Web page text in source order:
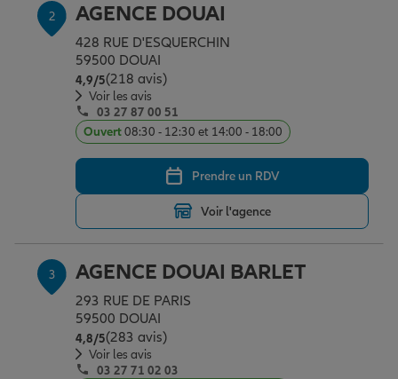
Placements financiers
Investissements immobiliers
Déménager
Changer de voiture
Outre-mer
Assurance auto
Garantie des accidents de la vie
Assurance scolaire
Professionnels
2 AGENCE DOUAI
428 RUE D'ESQUERCHIN
59500 DOUAI
4,9/5Note de 4.9 sur 5
(218 avis)
Voir les avis
03 27 87 00 51
Ouvert08:30 - 12:30 et 14:00 - 18:00
Prendre un RDV
Voir l'agence
3 AGENCE DOUAI BARLET
293 RUE DE PARIS
59500 DOUAI
4,8/5Note de 4.8 sur 5
(283 avis)
Voir les avis
03 27 71 02 03